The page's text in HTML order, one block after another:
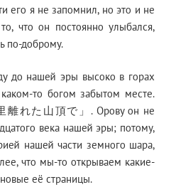
его я не запомнил, но это и не
что он постоянно улыбался,
по-доброму.
до нашей эры высоко в горах
то богом забытом месте.
離れた山頂で」. Орову он не
века нашей эры; потому,
нашей части земного шара,
что мы-то открываем какие-
её страницы.